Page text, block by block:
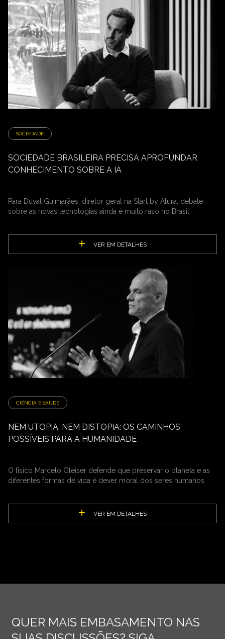
SOCIEDADE
SOCIEDADE BRASILEIRA PRECISA APROFUNDAR
CONHECIMENTO SOBRE A IA
Para Duval Guimarães, diretor geral na Start by Alura, debate
sobre as novas tecnologias ainda é muito raso no Brasil
VER EM DETALHES
CIÊNCIA E SAÚDE
NEM UTOPIA, NEM DISTOPIA: OS CAMINHOS
POSSÍVEIS PARA A HUMANIDADE
O físico Marcelo Gleiser defende que preservar o planeta e as
diferentes formas de vida é dever moral dos seres humanos
VER EM DETALHES
QUER MAIS EMBASAMENTO NAS